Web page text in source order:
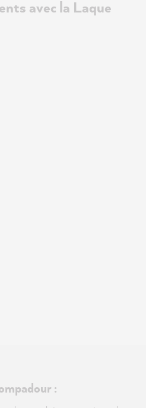
avec la Laque
: